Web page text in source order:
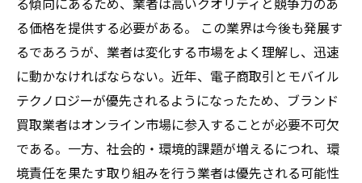
る価格を提供する必要がある。 この業界は今後も発展す
るであろうが、業者は変化する市場をよく理解し、迅速
に動かなければならない。近年、電子商取引とモバイル
テクノロジーが優先されるようになったため、ブランド
買取業者はオンライン市場に参入することが必要不可欠
である。一方、社会的・環境的課題が増えるにつれ、環
境責任を果たす取り組みを行う業者は優先される可能性